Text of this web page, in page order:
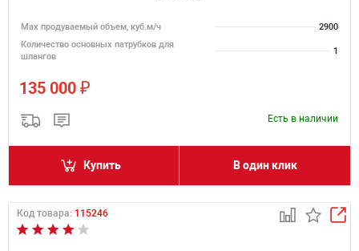
Мах продуваемый объем, куб.м/ч
2900
Количество основных патрубков для
шлангов
1
135 000 ₽
Есть в наличии
Купить В один клик
Код товара: 115246